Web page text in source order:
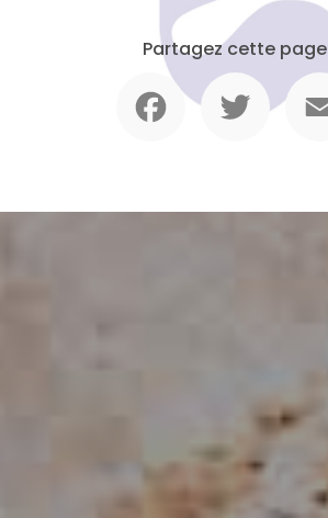
Partagez cette page
Facebook
Twitter